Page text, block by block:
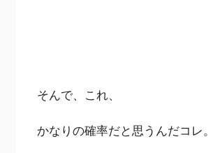
そんで、これ、
かなりの確率だと思うんだコレ。